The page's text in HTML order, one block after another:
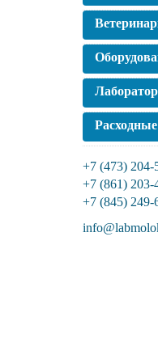
+7 (473) 204-
+7 (861) 203-
+7 (845) 249-